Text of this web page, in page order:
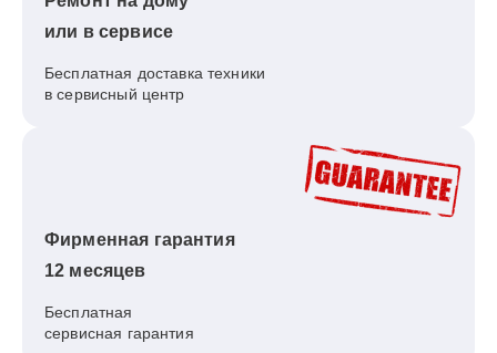
или в сервисе
Бесплатная доставка техники
в сервисный центр
Фирменная гарантия
12 месяцев
Бесплатная
сервисная гарантия